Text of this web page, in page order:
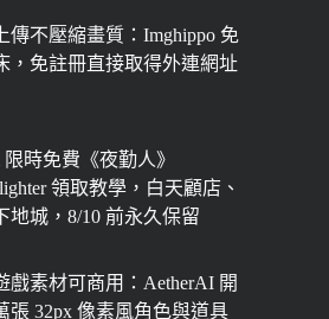
傳不壓縮畫質：Imghippo 免
，免註冊直接取得外連網址
限時免費《夜勤人》
領取教學，白天顧店、
地城，8/10 前永久保留
戲素材可商用：AetherAI 開
張 32px 像素風角色與道具